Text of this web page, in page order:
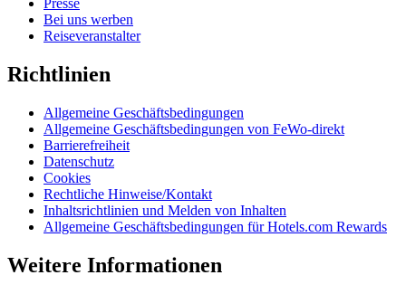
Presse
Bei uns werben
Reiseveranstalter
Richtlinien
Allgemeine Geschäftsbedingungen
Allgemeine Geschäftsbedingungen von FeWo-direkt
Barrierefreiheit
Datenschutz
Cookies
Rechtliche Hinweise/Kontakt
Inhaltsrichtlinien und Melden von Inhalten
Allgemeine Geschäftsbedingungen für Hotels.com Rewards
Weitere Informationen